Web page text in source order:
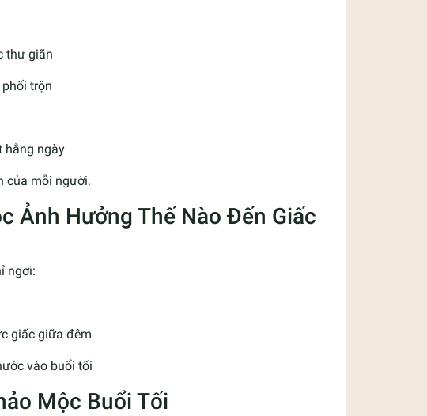
thư giãn
trộn
hằng ngày
của mỗi người.
Ảnh Hưởng Thế Nào Đến Giấc
ngơi:
giấc giữa đêm
vào buổi tối
Mộc Buổi Tối